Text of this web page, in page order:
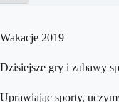
Wakacje 2019
Dzisiejsze gry i zabawy
Uprawiając sporty,